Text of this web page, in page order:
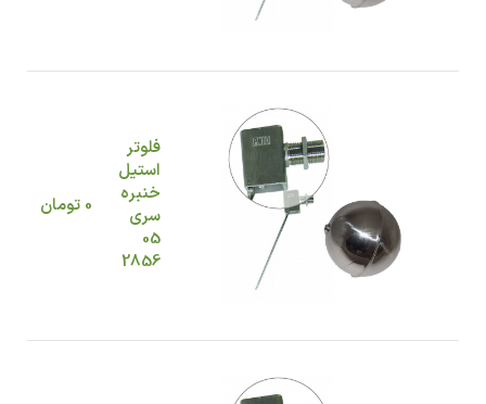
فلوتر
استیل
خنبره
سری
05
2856
0 تومان